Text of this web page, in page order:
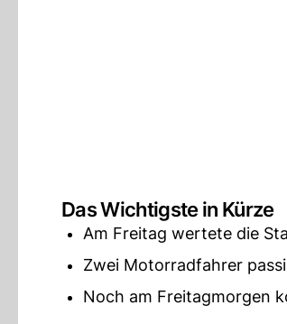
Das Wichtigste in Kürze
Am Freitag wertete die
Zwei Motorradfahrer
Noch am Freitagmorgen